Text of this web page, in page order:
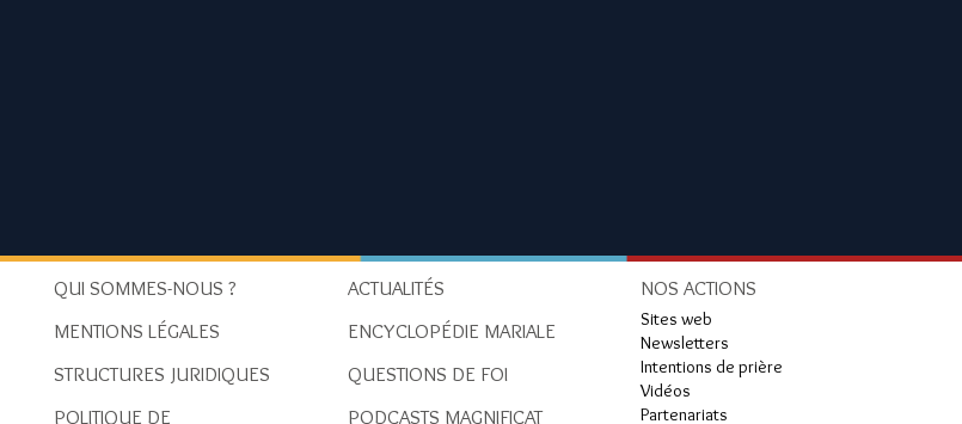
QUI SOMMES-NOUS ?
MENTIONS LÉGALES
STRUCTURES JURIDIQUES
POLITIQUE DE
ACTUALITÉS
ENCYCLOPÉDIE MARIALE
QUESTIONS DE FOI
PODCASTS MAGNIFICAT
NOS ACTIONS
Sites web
Newsletters
Intentions de prière
Vidéos
Partenariats